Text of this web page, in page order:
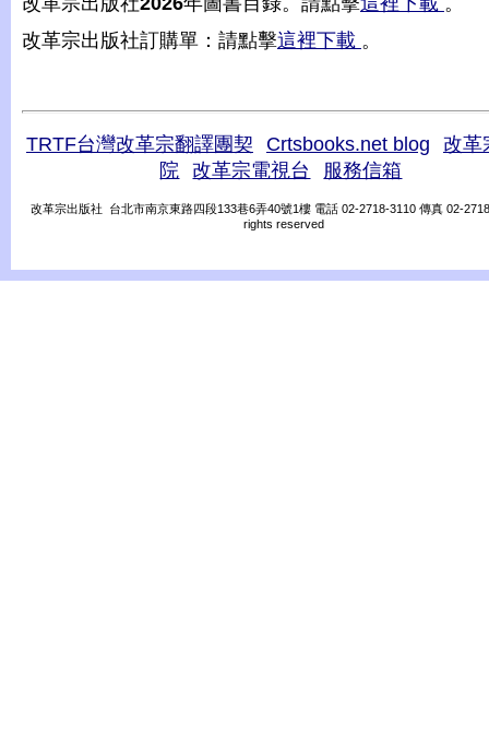
改革宗出版社訂購單：請點擊這裡下載 。
TRTF台灣改革宗翻譯團契 Crtsbooks.net blog
改革
院
改革宗電視台 服務信箱
改革宗出版社 台北市南京東路四段133巷6弄40號1樓 電話 02-2718-3110 傳真 02-
rights reserved